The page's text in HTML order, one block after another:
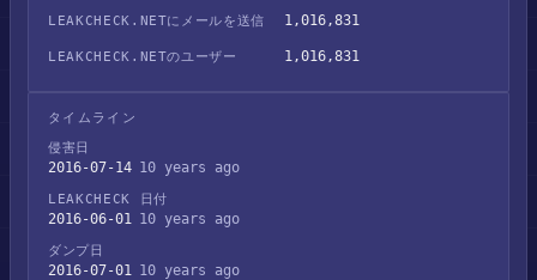
LEAKCHECK.NETにメールを送信 1,016,831
LEAKCHECK.NETのユーザー 1,016,831
タイムライン
侵害日
2016-07-14 10 years ago
LEAKCHECK 日付
2016-06-01 10 years ago
ダンプ日
2016-07-01 10 years ago